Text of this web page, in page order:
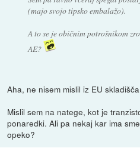
(majo svojo tipsko embalažo).
A to se je običnim potrošnikom
AE?
Aha, ne nisem mislil iz EU
Mislil sem na natege, kot je
ponaredki. Ali pa nekaj kar ima
opeko?